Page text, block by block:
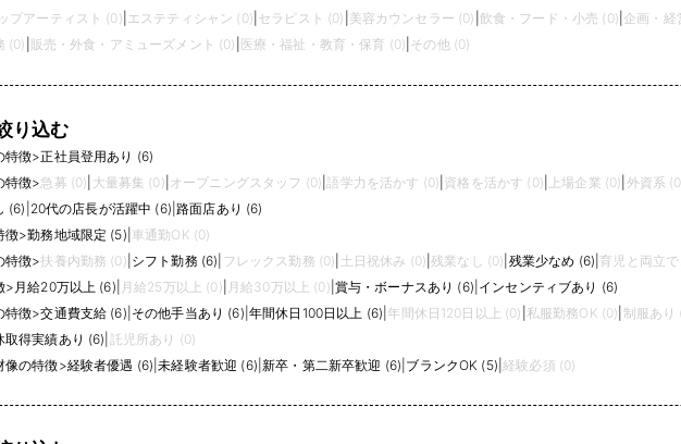
プアーティスト (0) エステティシャン (0) セラピスト (0) 美容カウンセラー (0) 飲食・フード・小売 (0) 企画・経
(0) 販売・外食・アミューズメント (0) 医療・福祉・教育・保育 (0) その他 (0)
り込む
特徴>正社員登用あり (6)
特徴>急募 (0) 大量募集 (0) オープニングスタッフ (0) |語学力を活かす (0) 資格を活かす (0) 上場企業 (0) 外資系
(6) 20代の店長が活躍中 (6) |路面店あり (6)
徴>勤務地域限定 (5) 車通勤OK (0)
特徴>扶養内勤務 (0) シフト勤務 (6) フレックス勤務 (0) 土日祝休み (0) |残業なし (0) 残業少なめ (6) 育児と両立
> 月給20万以上 (6) 月給25万以上 (0) 月給30万以上 (0) 賞与・ボーナスあり (6) インセンティブあり (6)
特徴>交通費支給 (6) その他手当あり (6) 年間休日100日以上 (6) 年間休日120日以上 (0) 私服勤務OK (0) 制服あり
取得実績あり (6) 託児所あり (0)
像の特徴>経験者優遇 (6) |未経験者歓迎 (6) |新卒・第二新卒歓迎 (6) ブランクOK (5) |経験必須 (0)